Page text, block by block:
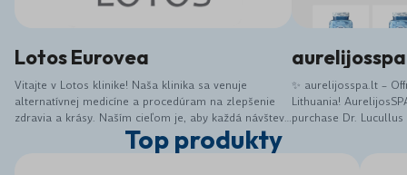
Lotos Eurovea
Vitajte v Lotos klinike! Naša klinika sa venuje
alternatívnej medicíne a procedúram na zlepšenie
zdravia a krásy. Naším cieľom je, aby každá návšteva
pre vás bola zážitkom, komfortom a zároveň
regeneráciou. V našej klinike poskytujeme
✨ aurelijosspa.lt –
Lithuania!
purchase Dr.
Top produkty